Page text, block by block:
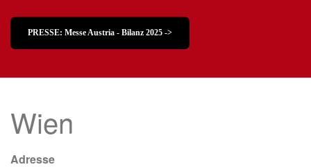
PRESSE: Messe Austria - Bilanz 2025 ->
Wien
Adresse